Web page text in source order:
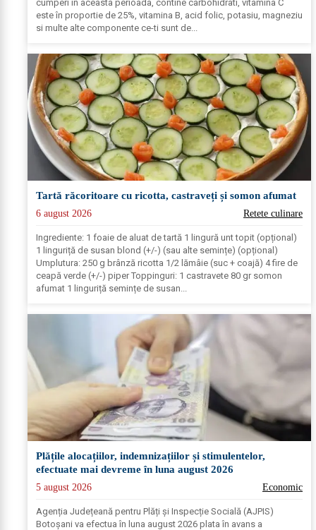
cumperi în aceasta perioada, contine carbohidrati, vitamina C
este în proportie de 25%, vitamina B, acid folic, potasiu, magneziu
si multe alte componente ce-ti sunt de...
Tartă răcoritoare cu ricotta, castraveți și somon afumat
6 august 2026 Retete culinare
Ingrediente: 1 foaie de aluat de tartă 1 lingură unt topit (opțional)
1 linguriță de susan blond (+/-) (sau alte semințe) (opțional)
Umplutura: 250 g brânză ricotta 1/2 lămâie (suc + coajă) 4 fire de
ceapă verde (+/-) piper Toppinguri: 1 castravete 80 gr somon
afumat 1 linguriță semințe de susan...
Plățile alocațiilor, indemnizațiilor și stimulentelor,
efectuate mai devreme în luna august 2026
5 august 2026 Economic
Agenția Județeană pentru Plăți și Inspecție Socială (AJPIS)
Botoșani va efectua în luna august 2026 plata în avans a